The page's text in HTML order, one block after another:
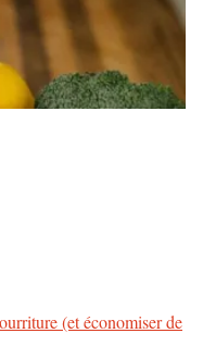
(et économiser de